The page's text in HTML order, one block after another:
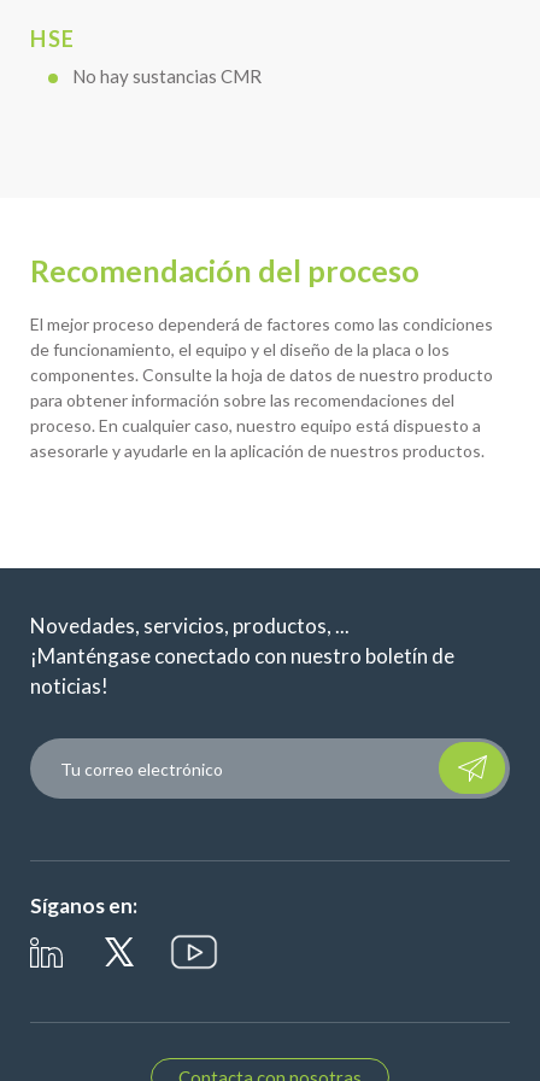
HSE
No hay sustancias CMR
Recomendación del proceso
El mejor proceso dependerá de factores como las condiciones
de funcionamiento, el equipo y el diseño de la placa o los
componentes. Consulte la hoja de datos de nuestro producto
para obtener información sobre las recomendaciones del
proceso. En cualquier caso, nuestro equipo está dispuesto a
asesorarle y ayudarle en la aplicación de nuestros productos.
Novedades, servicios, productos, ...
¡Manténgase conectado con nuestro boletín de
noticias!
Please
Síganos en: